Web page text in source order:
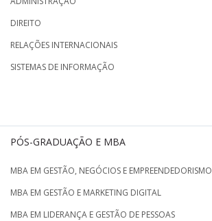
DIREITO
RELAÇÕES INTERNACIONAIS
SISTEMAS DE INFORMAÇÃO
PÓS-GRADUAÇÃO E MBA
MBA EM GESTÃO, NEGÓCIOS E EMPREENDEDORISMO
MBA EM GESTÃO E MARKETING DIGITAL
MBA EM LIDERANÇA E GESTÃO DE PESSOAS